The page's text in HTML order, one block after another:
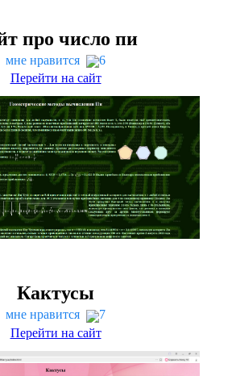
про число пи
мне нравится
6
Перейти на сайт
Кактусы
мне нравится
7
Перейти на сайт